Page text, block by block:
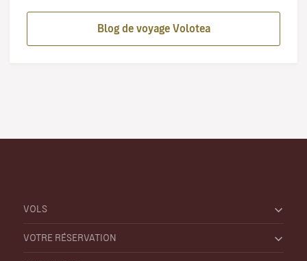
Blog de voyage Volotea
VOLS
VOTRE RÉSERVATION